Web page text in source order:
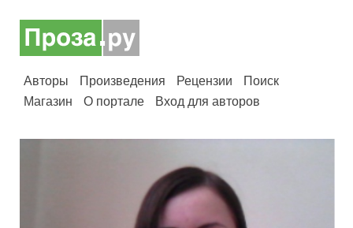
Авторы Произведения Рецензии
Поиск
Магазин
О портале Вход для авторов